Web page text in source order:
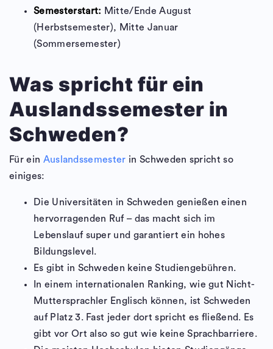
Semesterstart: Mitte/Ende August
(Herbstsemester), Mitte Januar
(Sommersemester)
Was spricht für ein
Auslandssemester in
Schweden?
Für ein Auslandssemester in Schweden spricht so
einiges:
Die Universitäten in Schweden genießen einen
hervorragenden Ruf – das macht sich im
Lebenslauf super und garantiert ein hohes
Bildungslevel.
Es gibt in Schweden keine Studiengebühren.
In einem internationalen Ranking, wie gut Nicht-
Muttersprachler Englisch können, ist Schweden
auf Platz 3. Fast jeder dort spricht es fließend. Es
gibt vor Ort also so gut wie keine Sprachbarriere.